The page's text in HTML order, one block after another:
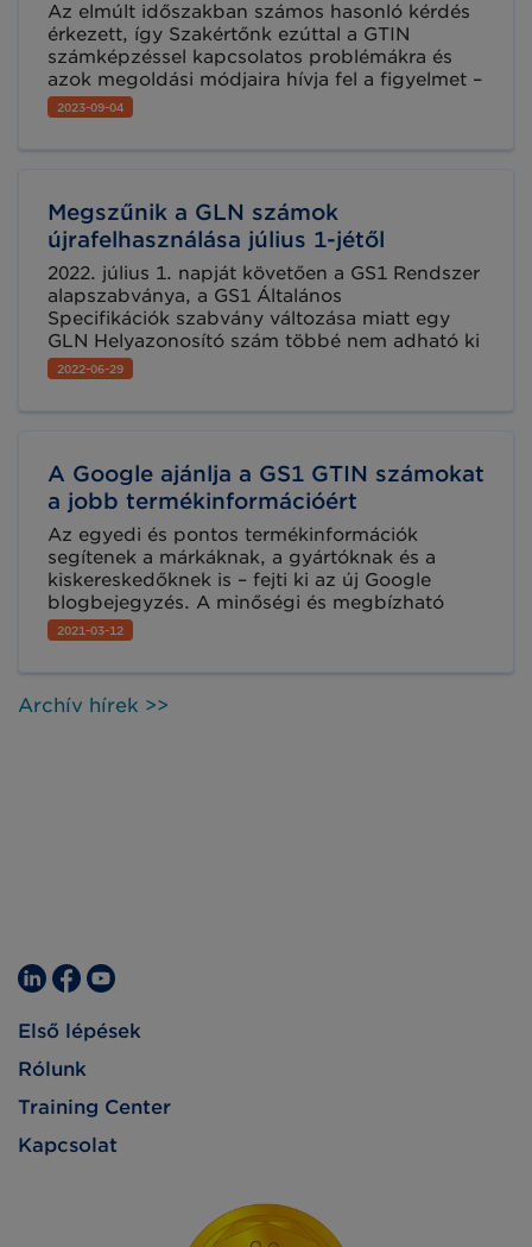
Az elmúlt időszakban számos hasonló kérdés
érkezett, így Szakértőnk ezúttal a GTIN
számképzéssel kapcsolatos problémákra és
azok megoldási módjaira hívja fel a figyelmet –
amennyiben Önöknél hasonló kérdés merül fel,
esetleg ismerősek a problémák, bátran
2023-09-04
Megszűnik a GLN számok
újrafelhasználása július 1-jétől
2022. július 1. napját követően a GS1 Rendszer
alapszabványa, a GS1 Általános
Specifikációk szabvány változása miatt egy
GLN Helyazonosító szám többé nem adható ki
újra valamely más jogi személy, fizikai vagy
digitális hely, valamint a funkcionális egység
2022-06-29
A Google ajánlja a GS1 GTIN számokat
a jobb termékinformációért
Az egyedi és pontos termékinformációk
segítenek a márkáknak, a gyártóknak és a
kiskereskedőknek is – fejti ki az új Google
blogbejegyzés. A minőségi és megbízható
termékadatok elengedhetetlenek a termékek
online vagy offline azonosításához.
2021-03-12
Archív hírek >>
Első lépések
Rólunk
Training Center
Kapcsolat